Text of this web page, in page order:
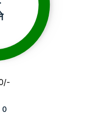
/-
0